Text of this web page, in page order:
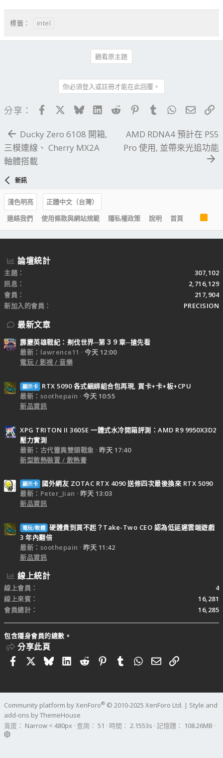
標籤： intel
觀看原主題
你必須登入或註冊才能在此回覆。
分享： FacebookBlueskyLinkedIn
Reddit PinterestTumblrWhatsApp
電子
Ducky Zero 6108 開箱,
三模連線、 Cherry MX2A
軸體搭載
AMD RDNA4 預計在 PS5
Pro 使用, 並帶來光追功能
新訊
淺色明亮
正體中文（台灣）
連絡我們
使用條款與網站規範 隱私權政策 說明 首頁
R
S
S
論壇統計
主題
307,102
訊息
2,716,129
會員
217,904
新加入的會員
PRECISION
最新文章
霹靂英雄戰紀：刜伐世界─第３９章─搶先看
最新：lawrence11
今天 12:00
電玩 / 影視 / 音樂
顯示卡
RTX 5090 各式綑綁組合包再現, 買卡+卡+板+CPU
最新：soothepain
今天 10:55
新品資訊
XPG TRITON II 360SE 一體式水冷開箱評測：AMD R9 9950X3D2
壓力實測
最新：古代靈異雙頭戰象
昨天 17:40
新型散熱裝置 / 散熱膏
顯示卡
國外網友 ZOTAC RTX 4090 送修四次最後換來 RTX 5090
最新：Peter_Jian
昨天 13:03
新品資訊
電玩/軟體 硬體貴到買不起？Take-Two CEO 認為低延遲雲端遊戲
3 年內翻倍
最新：soothepain
昨天 11:42
新品資訊
線上統計
線上會員
4
線上來賓
16,281
會員總計
16,285
包含隱身會員的總數。
分享此頁
FacebookBlueskyLinkedIn
RedditPinterestTumblrWhatsApp
電子郵件
連結
Community platform by XenForo® © 2010-2025 XenForo Ltd. | Style and
add-ons by ThemeHouse
寬度
查詢 51 時間 2.1553s 記憶體 108.26MB